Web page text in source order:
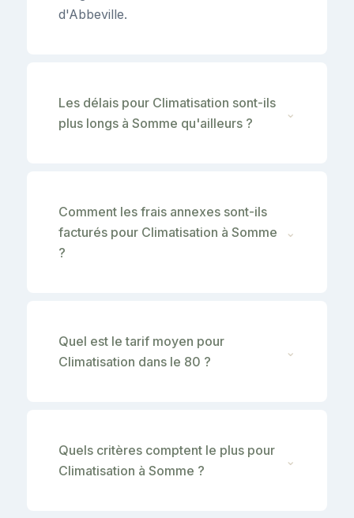
d'Abbeville.
Les délais pour Climatisation sont-ils
plus longs à Somme qu'ailleurs ?
⌄
Comment les frais annexes sont-ils
facturés pour Climatisation à Somme
?
⌄
Quel est le tarif moyen pour
Climatisation dans le 80 ?
⌄
Quels critères comptent le plus pour
Climatisation à Somme ?
⌄